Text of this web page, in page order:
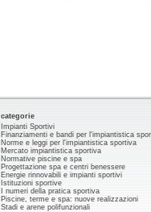
categorie
Impianti Sportivi
Finanziamenti e bandi per l'impiantistica
Norme e leggi per l'impiantistica sportiva
Mercato impiantistica sportiva
Normative piscine e spa
Progettazione spa e centri benessere
Energie rinnovabili e impianti sportivi
Istituzioni sportive
I numeri della pratica sportiva
Piscine, terme e spa: nuove realizzazioni
Stadi e arene polifunzionali